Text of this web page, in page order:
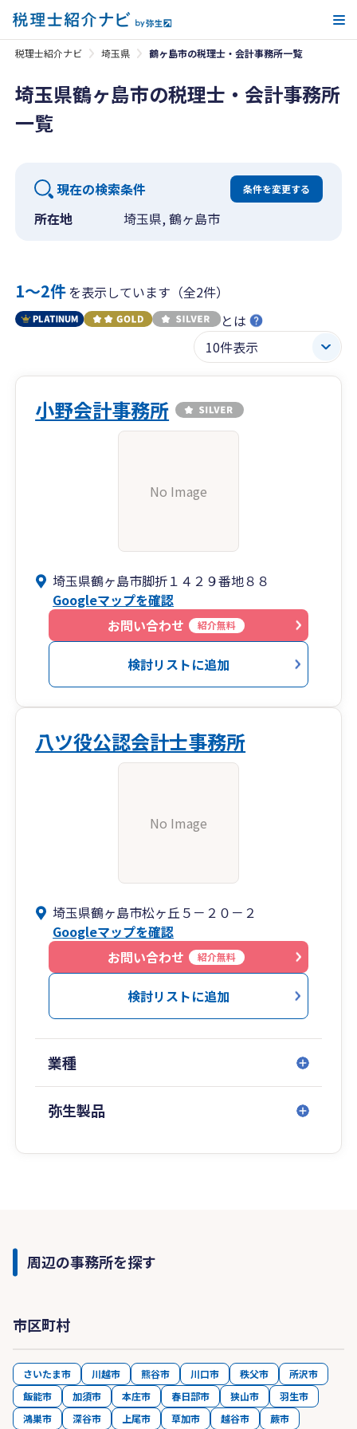
税理士紹介ナビ 埼玉県 鶴ヶ島市の税理士・会計事務所一覧
埼玉県鶴ヶ島市の税理士・会計事務所
一覧
現在の検索条件 条件を変更する
所在地 埼玉県, 鶴ヶ島市
1〜2件を表示しています（全2件）
とは
小野会計事務所
No Image
埼玉県鶴ヶ島市脚折１４２９番地８８
Googleマップを確認
お問い合わせ
紹介無料
検討リストに追加
八ツ役公認会計士事務所
No Image
埼玉県鶴ヶ島市松ヶ丘５－２０－２
Googleマップを確認
お問い合わせ
紹介無料
検討リストに追加
業種
弥生製品
周辺の事務所を探す
市区町村
さいたま市 川越市 熊谷市 川口市 秩父市
所沢市
飯能市
加須市 本庄市 春日部市 狭山市
羽生市
鴻巣市
深谷市 上尾市 草加市 越谷市 蕨市